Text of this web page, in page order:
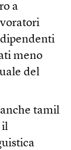
a
dipendenti
meno
del
tamil
il